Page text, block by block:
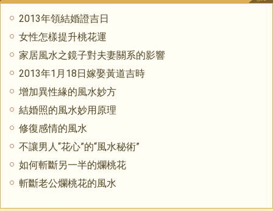
2013年領結婚證吉日
女性怎樣提升桃花運
家居風水之鏡子對夫妻關系的影響
2013年1月18日嫁娶黃道吉時
增加異性緣的風水妙方
結婚照的風水妙用原理
修復感情的風水
不讓男人“花心”的“風水秘術”
如何斬斷另一半的爛桃花
斬斷老公爛桃花的風水